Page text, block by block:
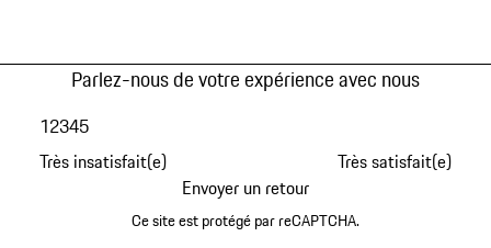
Parlez-nous de votre expérience avec nous
Très insatisfait(e)
12345
Très satisfait(e)
Envoyer un retour
Ce site est protégé par reCAPTCHA.